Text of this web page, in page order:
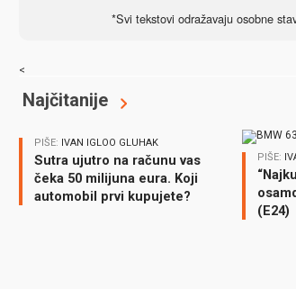
*Svi tekstovi odražavaju osobne
<
Najčitanije
PIŠE: IVAN IGLOO GLUHAK
Sutra ujutro na računu vas
čeka 50 milijuna eura. Koji
automobil prvi kupujete?
PIŠE:
(E24)